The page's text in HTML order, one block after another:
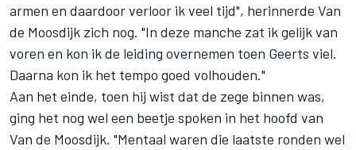
armen en daardoor verloor ik veel tijd", herinnerde Van
de Moosdijk zich nog. "In deze manche zat ik gelijk van
voren en kon ik de leiding overnemen toen Geerts viel.
Daarna kon ik het tempo goed volhouden."
Aan het einde, toen hij wist dat de zege binnen was,
ging het nog wel een beetje spoken in het hoofd van
Van de Moosdijk. "Mentaal waren die laatste ronden wel